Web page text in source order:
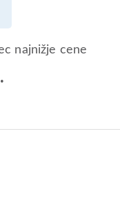
najnižje cene